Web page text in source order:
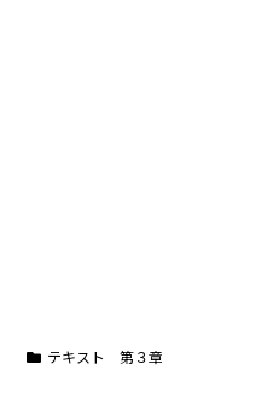
テキスト 第３章